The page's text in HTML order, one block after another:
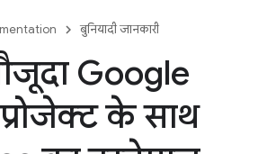
बुनियादी जानकारी
Google
के साथ